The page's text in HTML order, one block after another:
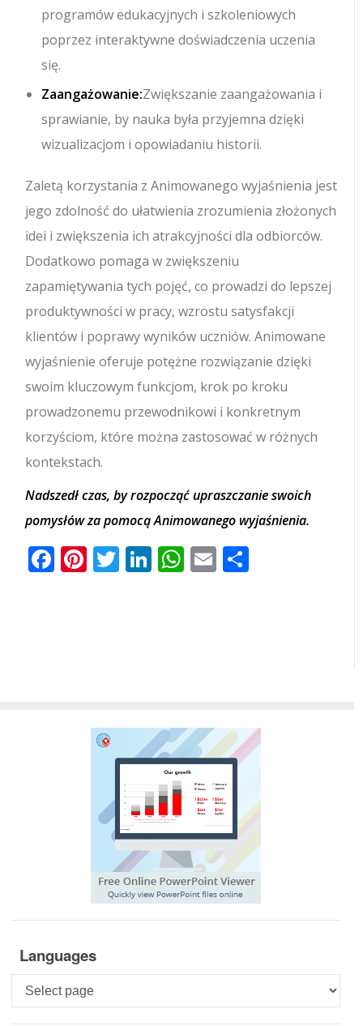
programów edukacyjnych i szkoleniowych
poprzez interaktywne doświadczenia uczenia
się.
Zaangażowanie:Zwiększanie zaangażowania i
sprawianie, by nauka była przyjemna dzięki
wizualizacjom i opowiadaniu historii.
Zaletą korzystania z Animowanego wyjaśnienia jest
jego zdolność do ułatwienia zrozumienia złożonych
idei i zwiększenia ich atrakcyjności dla odbiorców.
Dodatkowo pomaga w zwiększeniu
zapamiętywania tych pojęć, co prowadzi do lepszej
produktywności w pracy, wzrostu satysfakcji
klientów i poprawy wyników uczniów. Animowane
wyjaśnienie oferuje potężne rozwiązanie dzięki
swoim kluczowym funkcjom, krok po kroku
prowadzonemu przewodnikowi i konkretnym
korzyściom, które można zastosować w różnych
kontekstach.
Nadszedł czas, by rozpocząć upraszczanie swoich
pomysłów za pomocą Animowanego wyjaśnienia.
Facebook
Pinterest
Twitter
LinkedIn
WhatsApp
Email
Languages
Languages